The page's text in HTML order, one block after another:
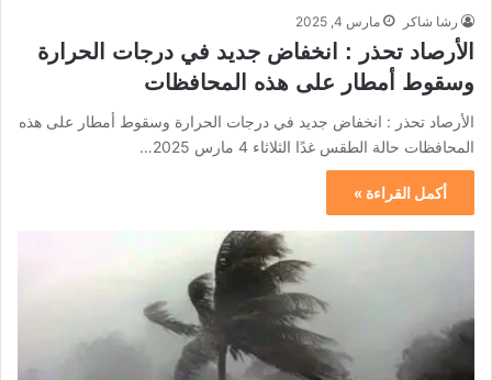
رشا شاكر مارس 4, 2025
الأرصاد تحذر : انخفاض جديد في درجات الحرارة
وسقوط أمطار على هذه المحافظات
الأرصاد تحذر : انخفاض جديد في درجات الحرارة وسقوط أمطار على هذه
المحافظات حالة الطقس غدًا الثلاثاء 4 مارس 2025…
أكمل القراءة »